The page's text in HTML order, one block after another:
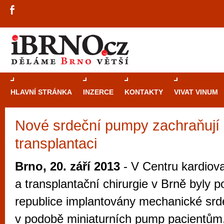
HLAVNÍ STRÁNKA INZERCE KONTAKTY VIVAT VINUM
Nové srdeční pumpy zachraňují
transplantaci
Brno, 20. září 2013 - V Centru
a transplantační chirurgie v Brně byly
republice implantovány mechanické
v podobě miniaturních pump
Průvodce
Brno je
zajímavé
restaurace,
Mimo jiné je ale také místem, kde si